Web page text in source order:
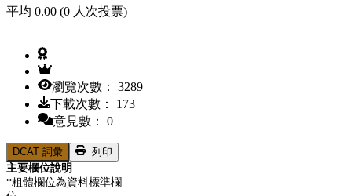
平均 0.00 (0 人次投票)
瀏覽次數： 3289
下載次數： 173
意見數： 0
DCAT 詞彙
列印
主要欄位說明
*粗體欄位為資料標準欄